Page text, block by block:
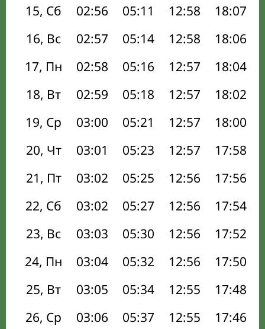
15, Сб
02:56 05:11 12:58 18:07
16, Вс
02:57 05:14 12:58 18:06
17, Пн
02:58 05:16 12:57 18:04
18, Вт
02:59 05:18 12:57 18:02
19, Ср
03:00 05:21 12:57 18:00
20, Чт
03:01 05:23 12:57 17:58
21, Пт
03:02 05:25 12:56 17:56
22, Сб
03:02 05:27 12:56 17:54
23, Вс
03:03 05:30 12:56 17:52
24, Пн
03:04 05:32 12:56 17:50
25, Вт
03:05 05:34 12:55 17:48
26, Ср
03:06 05:37 12:55 17:46